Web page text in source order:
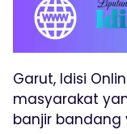
Garut, Idisi
masyarakat
banjir